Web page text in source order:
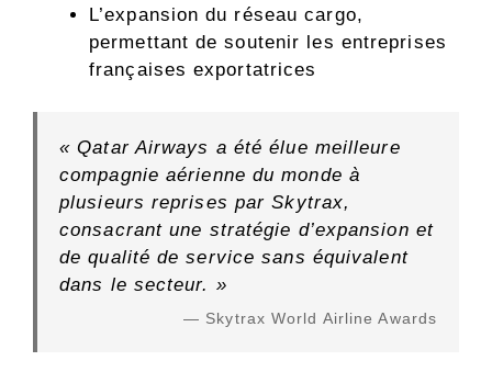
L’expansion du réseau cargo,
permettant de soutenir les entreprises
françaises exportatrices
« Qatar Airways a été élue meilleure
compagnie aérienne du monde à
plusieurs reprises par Skytrax,
consacrant une stratégie d’expansion et
de qualité de service sans équivalent
dans le secteur. »
— Skytrax World Airline Awards